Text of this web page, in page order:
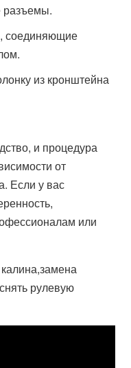
разъемы.
соединяющие
из кронштейна
и процедура
от
Если у вас
или
рулевую